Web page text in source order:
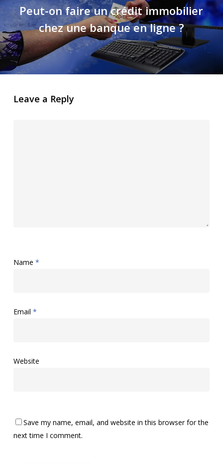
Peut-on faire un crédit immobilier
chez une banque en ligne ?
Leave a Reply
Name *
Email *
Website
Save my name, email, and website in this browser for the
next time I comment.